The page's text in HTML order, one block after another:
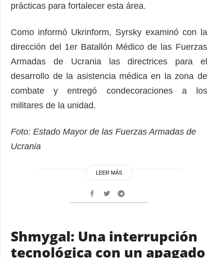
prácticas para fortalecer esta área.
Como informó Ukrinform, Syrsky examinó con la
dirección del 1er Batallón Médico de las Fuerzas
Armadas de Ucrania las directrices para el
desarrollo de la asistencia médica en la zona de
combate y entregó condecoraciones a los
militares de la unidad.
Foto: Estado Mayor de las Fuerzas Armadas de
Ucrania
LEER MÁS
Shmygal: Una interrupción
tecnológica con un apagado